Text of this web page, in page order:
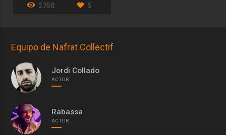
2758 5
Equipo de Nafrat Collectif
Jordi Collado
ACTOR
Rabassa
ACTOR